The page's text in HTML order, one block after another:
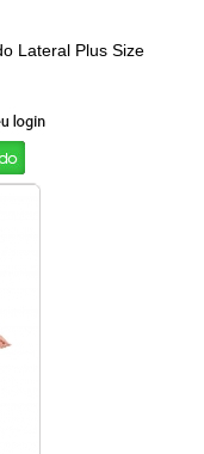
Lateral Plus Size